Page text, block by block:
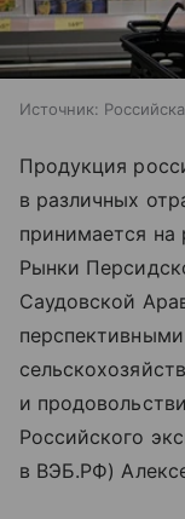
Источник:
Продукция
в различных
принимается на
Рынки
Саудовской
и
Российского
в ВЭБ.РФ)